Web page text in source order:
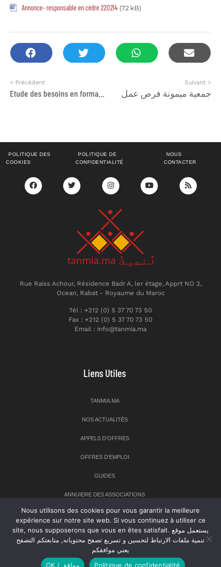
Annonce- responsable en cèdre 220214 (72 kB)
< Précédent Suivant >
جمعية ميمونة فرص عمل
POLITIQUE DES
COOKIES
POLITIQUE DE
CONFIDENTIALITÉ
NOUS
CONTACTER
Rue Raiss Achour, Résidence Badr A, ler étage, Apprt NO 2,
Ocean, Rabat - Royaume du Maroc
Tél : +212 (0) 5 37 70 73 50
Fax : +212 (0) 5 37 70 73 50
Email : info@tanmia.ma
Liens Utiles
TANMIA.MA
NOS ACTUALITÉS
APPELS D’OFFRES
OFFRES D’EMPLOI
GUIDES
ANNUIERE DES ASSOCIATIONS
Newsletter
Inscrivez-vous à notre newsletter pour recevoir les dernières
nouvelles sur TANMIA
Nous utilisons des cookies pour vous garantir la meilleure
expérience sur notre site web. Si vous continuez à utiliser ce
site, nous supposerons que vous en êtes satisfait. يستعمل موقع
تنمية ملفات الارتباط لتحسين و تسريع تصفح محتوياته, متابعتكم التصفح
يعني موافقكم
OK / موافق
Politique de confidentialité